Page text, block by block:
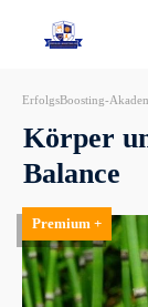
ErfolgsBoosting-
Körper
Balance
Premium +